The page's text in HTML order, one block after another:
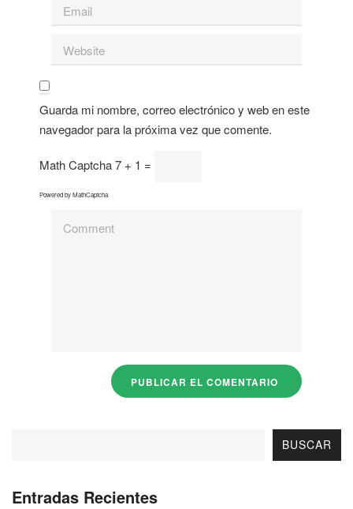
Guarda mi nombre, correo electrónico y web en este
navegador para la próxima vez que comente.
Math Captcha7 + 1 =
Powered byMathCaptcha
BUSCAR
Entradas Recientes